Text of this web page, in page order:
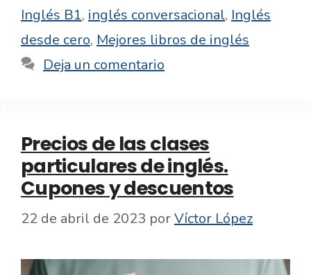
Inglés B1, inglés conversacional, Inglés
desde cero, Mejores libros de inglés
Deja un comentario
Precios de las clases
particulares de inglés.
Cupones y descuentos
22 de abril de 2023 porVíctor López